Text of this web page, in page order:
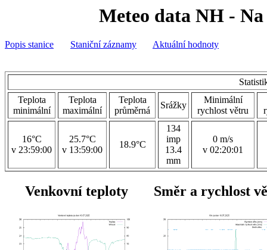
Meteo data NH - Na
Popis stanice Staniční záznamy Aktuální hodnoty
Teplota
minimální
Teplota
maximální
Teplota
průměrná
Srážky
Minimální
rychlost větru
16°C
v 23:59:00
25.7°C
v 13:59:00
18.9°C
134
imp
13.4
mm
0 m/s
v 02:20:01
Venkovní teploty Směr a rychlost